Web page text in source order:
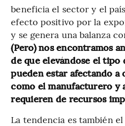
beneficia el sector y el
efecto positivo por la
y se genera una balanza
(Pero) nos encontramos
de que elevándose el tipo
pueden estar afectando a
como el manufacturero y
requieren de recursos
La tendencia es también